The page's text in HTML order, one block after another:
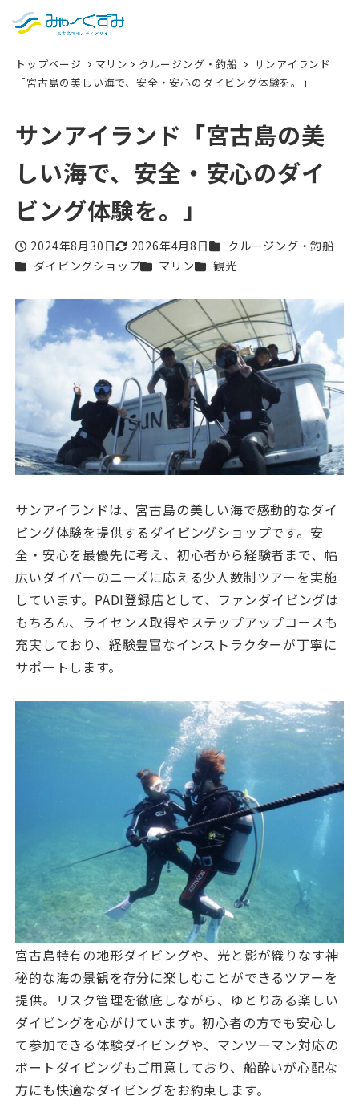
English
한국어
検索
トップページ マリン クルージング・釣船
サンアイランド
「宮古島の美しい海で、安全・安心のダイビング体験を。」
サンアイランド「宮古島の美
しい海で、安全・安心のダイ
ビング体験を。」
投稿日
2024年8月30日
更新日
2026年4月8日カテゴリー
クルージング・釣船
カテゴリー
ダイビングショップカテゴリー
マリンカテゴリー
観光
サンアイランドは、宮古島の美しい海で感動的なダイ
ビング体験を提供するダイビングショップです。安
全・安心を最優先に考え、初心者から経験者まで、幅
広いダイバーのニーズに応える少人数制ツアーを実施
しています。PADI登録店として、ファンダイビングは
もちろん、ライセンス取得やステップアップコースも
充実しており、経験豊富なインストラクターが丁寧に
サポートします。
宮古島特有の地形ダイビングや、光と影が織りなす神
秘的な海の景観を存分に楽しむことができるツアーを
提供。リスク管理を徹底しながら、ゆとりある楽しい
ダイビングを心がけています。初心者の方でも安心し
て参加できる体験ダイビングや、マンツーマン対応の
ボートダイビングもご用意しており、船酔いが心配な
方にも快適なダイビングをお約束します。